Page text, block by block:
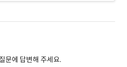
문에 답변해 주세요.